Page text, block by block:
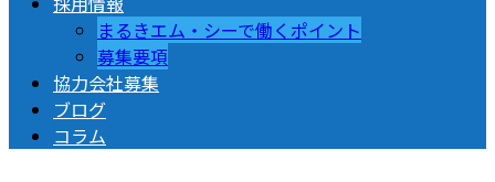
まるきエム・シーで働くポイント
募集要項
協力会社募集
ブログ
コラム